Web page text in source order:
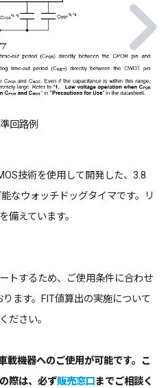
回路例
技術を使用して開発した、3.8
なウォッチドッグタイマです。リ
備えています。
トするため、ご使用条件に合わせ
ます。FIT値算出の実施について
ださい。
載機器へのご使用が可能です。こ
際は、必ず販売窓口 までご相談く